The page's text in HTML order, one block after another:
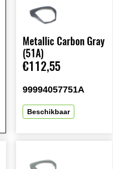
Metallic Carbon Gray
(51A)
€112,55
99994057751A
Beschikbaar